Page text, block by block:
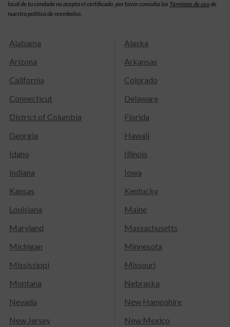
local de tu condado no acepta el certificado, por favor consulta las Términos de usode
nuestra política de reembolso.
Alabama
Alaska
Arizona
Arkansas
California
Colorado
Connecticut
Delaware
District of Columbia
Florida
Georgia
Hawaii
Idaho
Illinois
Indiana
Iowa
Kansas
Kentucky
Louisiana
Maine
Maryland
Massachusetts
Michigan
Minnesota
Mississippi
Missouri
Montana
Nebraska
Nevada
New Hampshire
New Jersey
New Mexico